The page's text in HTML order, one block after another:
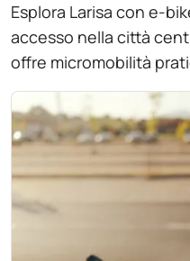
Esplora Larisa con e-
accesso nella città
offre micromobilità